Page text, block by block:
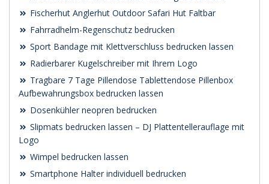
Fischerhut Anglerhut Outdoor Safari Hut Faltbar
Fahrradhelm-Regenschutz bedrucken
Sport Bandage mit Klettverschluss bedrucken lassen
Radierbarer Kugelschreiber mit Ihrem Logo
Tragbare 7 Tage Pillendose Tablettendose Pillenbox
Aufbewahrungsbox bedrucken lassen
Dosenkühler neopren bedrucken
Slipmats bedrucken lassen – DJ Plattentellerauflage mit
Logo
Wimpel bedrucken lassen
Smartphone Halter individuell bedrucken